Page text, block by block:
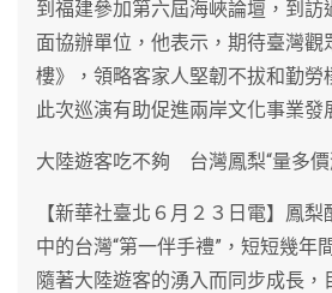
到福建參加第六屆海峽論壇，到訪
面協辦單位，他表示，期待臺灣觀
樓》，領略客家人堅韌不拔和勤勞
此次巡演有助促進兩岸文化事業發
大陸遊客吃不夠 台灣鳳梨“量多價
【新華社臺北６月２３日電】鳳
中的台灣“第一伴手禮”，短短幾年
隨著大陸遊客的湧入而同步成長，